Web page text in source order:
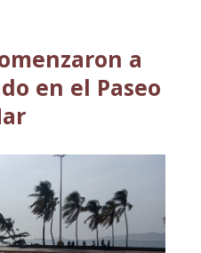
a
en el Paseo